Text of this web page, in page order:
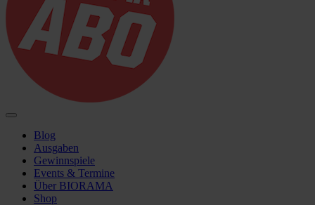
Blog
Ausgaben
Gewinnspiele
Events & Termine
Über BIORAMA
Shop